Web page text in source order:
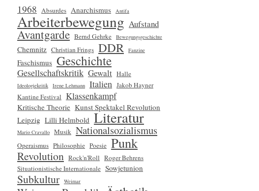
1968 Absurdes Anarchismus Antifa
Arbeiterbewegung Aufstand
Avantgarde Bernd Gehrke Bewegungsgeschichte
Chemnitz Christian Frings DDR Fanzine
Faschismus Geschichte
Gesellschaftskritik Gewalt Halle
Ideologiekritik Irene Lehmann Italien Jakob Hayner
Kantine Festival Klassenkampf
Kritische Theorie Kunst Spektakel Revolution
Leipzig Lilli Helmbold Literatur
Mario Cravallo Musik Nationalsozialismus
Operaismus Philosophie Poesie Punk
Revolution Rock'n'Roll Roger Behrens
Situationistische Internationale Sowjetunion
Subkultur Weimar